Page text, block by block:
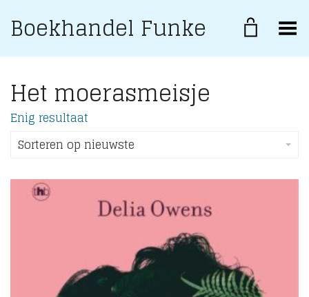
Boekhandel Funke Toggle Menu
Het moerasmeisje
Enig resultaat
Sorteren op nieuwste